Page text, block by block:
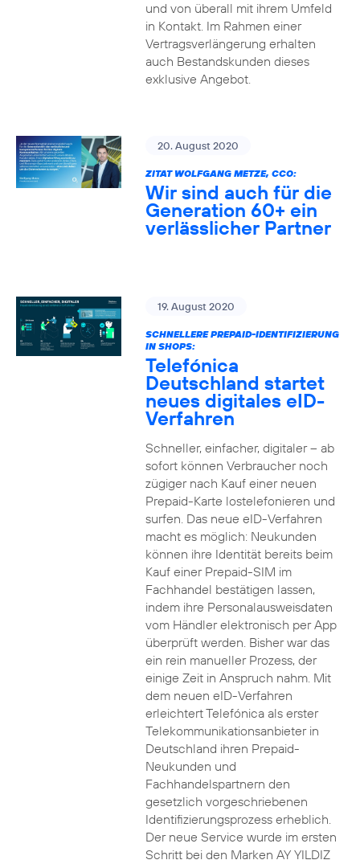
und von überall mit ihrem Umfeld
in Kontakt. Im Rahmen einer
Vertragsverlängerung erhalten
auch Bestandskunden dieses
exklusive Angebot.
20. August 2020
ZITAT WOLFGANG METZE, CCO:
Wir sind auch für die
Generation 60+ ein
verlässlicher Partner
19. August 2020
SCHNELLERE PREPAID-IDENTIFIZIERUNG
IN SHOPS:
Telefónica
Deutschland startet
neues digitales eID-
Verfahren
Schneller, einfacher, digitaler – ab
sofort können Verbraucher noch
zügiger nach Kauf einer neuen
Prepaid-Karte lostelefonieren und
surfen. Das neue eID-Verfahren
macht es möglich: Neukunden
können ihre Identität bereits beim
Kauf einer Prepaid-SIM im
Fachhandel bestätigen lassen,
indem ihre Personalausweisdaten
vom Händler elektronisch per App
überprüft werden. Bisher war das
ein rein manueller Prozess, der
einige Zeit in Anspruch nahm. Mit
dem neuen eID-Verfahren
erleichtert Telefónica als erster
Telekommunikationsanbieter in
Deutschland ihren Prepaid-
Neukunden und
Fachhandelspartnern den
gesetzlich vorgeschriebenen
Identifizierungsprozess erheblich.
Der neue Service wurde im ersten
Schritt bei den Marken AY YILDIZ